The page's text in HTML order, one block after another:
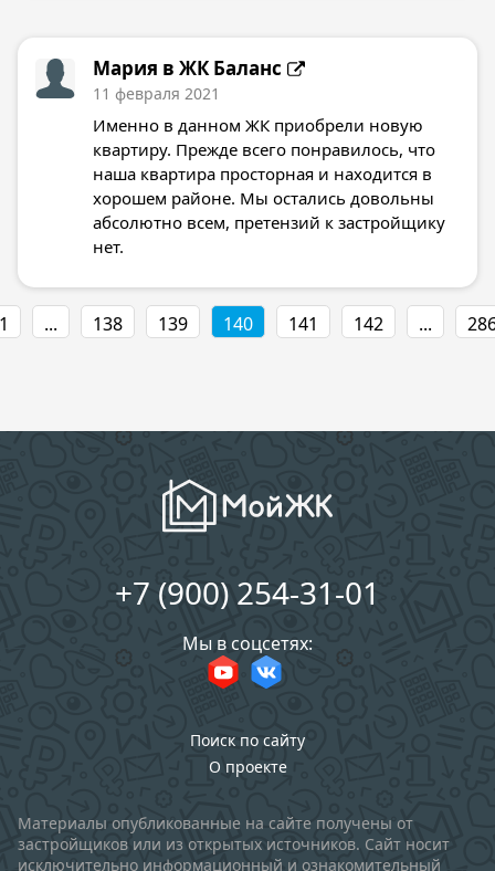
Мария в ЖК Баланс
11 февраля 2021
Именно в данном ЖК приобрели новую
квартиру. Прежде всего понравилось, что
наша квартира просторная и находится в
хорошем районе. Мы остались довольны
абсолютно всем, претензий к застройщику
нет.
... 138 139 140 141 142 ...
+7 (900) 254-31-01
Мы в соцсетях:
Поиск по сайту
О проекте